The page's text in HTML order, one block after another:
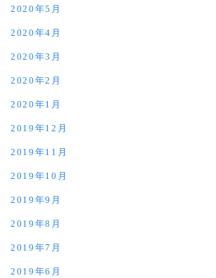
2020年5月
2020年4月
2020年3月
2020年2月
2020年1月
2019年12月
2019年11月
2019年10月
2019年9月
2019年8月
2019年7月
2019年6月